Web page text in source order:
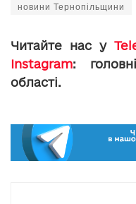
новини Тернопільщини
Читайте нас у
Instagram:
області.